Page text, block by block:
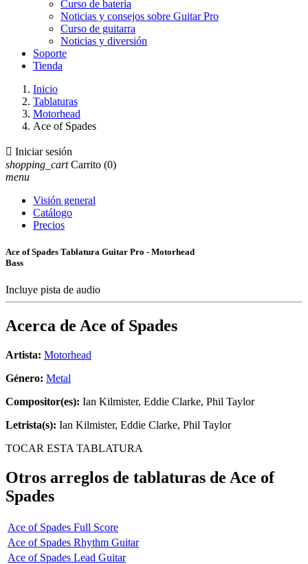
Curso de batería
Noticias y consejos sobre Guitar Pro
Curso de guitarra
Noticias y diversión
Soporte
Tienda
Inicio
Tablaturas
Motorhead
Ace of Spades
 Iniciar sesión
shopping_cart Carrito (0)
menu
Visión general
Catálogo
Precios
Ace of Spades Tablatura Guitar Pro - Motorhead
Bass
Incluye pista de audio
Acerca de Ace of Spades
Artista: Motorhead
Género: Metal
Compositor(es): Ian Kilmister, Eddie Clarke, Phil Taylor
Letrista(s): Ian Kilmister, Eddie Clarke, Phil Taylor
TOCAR ESTA TABLATURA
Otros arreglos de tablaturas de Ace of
Spades
Ace of Spades Full Score
Ace of Spades Rhythm Guitar
Ace of Spades Lead Guitar